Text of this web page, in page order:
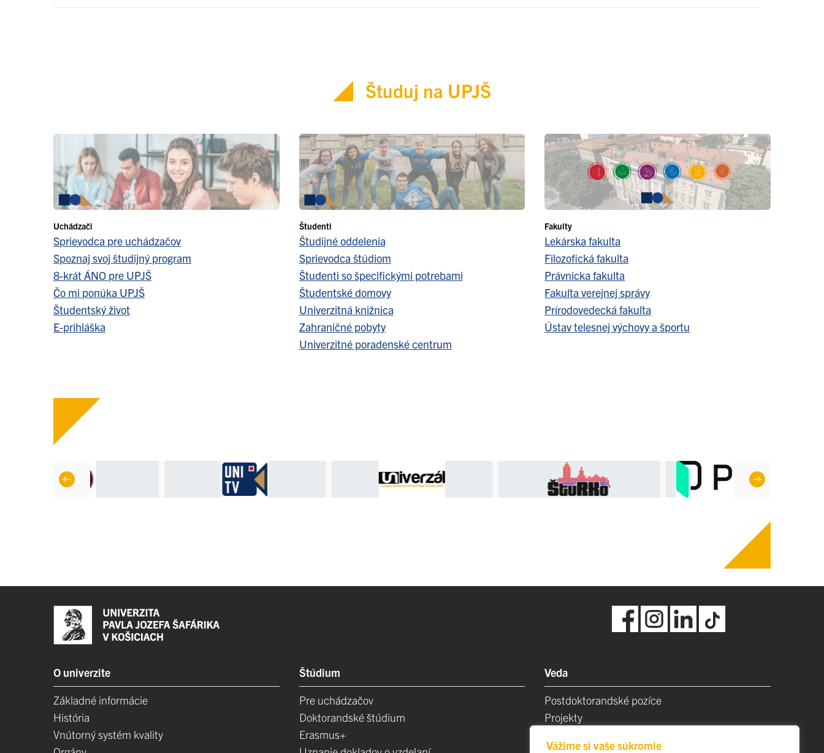
Vážime si vaše súkromie
Študuj na UPJŠ
Uchádzači
Sprievodca pre uchádzačov
Spoznaj svoj študijný program
8-krát ÁNO pre UPJŠ
Čo mi ponúka UPJŠ
Študentský život
E-prihláška
Študenti
Študijné oddelenia
Sprievodca štúdiom
Študenti so špecifickými potrebami
Študentské domovy
Univerzitná knižnica
Zahraničné pobyty
Univerzitné poradenské centrum
Fakulty
Lekárska fakulta
Filozofická fakulta
Právnicka fakulta
Fakulta verejnej správy
Prírodovedecká fakulta
Ústav telesnej výchovy a športu
O univerzite
Základné informácie
História
Vnútorný systém kvality
Štúdium
Pre uchádzačov
Doktorandské štúdium
Erasmus+
Veda
Postdoktorandské pozíce
Projekty